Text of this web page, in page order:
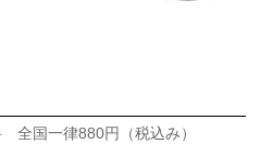
全国一律880円（税込み）